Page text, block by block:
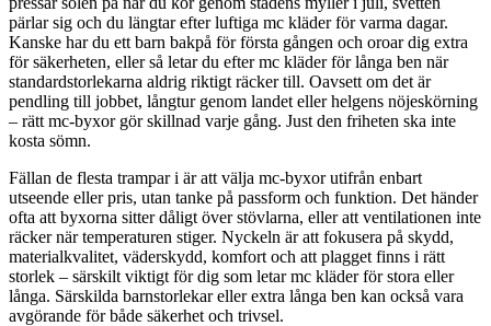
pärlar sig och du längtar efter luftiga mc kläder för varma dagar.
Kanske har du ett barn bakpå för första gången och oroar dig extra
för säkerheten, eller så letar du efter mc kläder för långa ben när
standardstorlekarna aldrig riktigt räcker till. Oavsett om det är
pendling till jobbet, långtur genom landet eller helgens nöjeskörning
– rätt mc-byxor gör skillnad varje gång. Just den friheten ska inte
kosta sömn.
Fällan de flesta trampar i är att välja mc-byxor utifrån enbart
utseende eller pris, utan tanke på passform och funktion. Det händer
ofta att byxorna sitter dåligt över stövlarna, eller att ventilationen inte
räcker när temperaturen stiger. Nyckeln är att fokusera på skydd,
materialkvalitet, väderskydd, komfort och att plagget finns i rätt
storlek – särskilt viktigt för dig som letar mc kläder för stora eller
långa. Särskilda barnstorlekar eller extra långa ben kan också vara
avgörande för både säkerhet och trivsel.